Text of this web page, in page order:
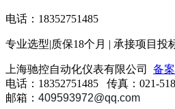
电话： 18352751485
专业选型|质保18个月 | 承接项目投
上海驰控自动化仪表有限公司 备案
电话：18352751485 传真：021-
邮箱： 409593972@qq.com